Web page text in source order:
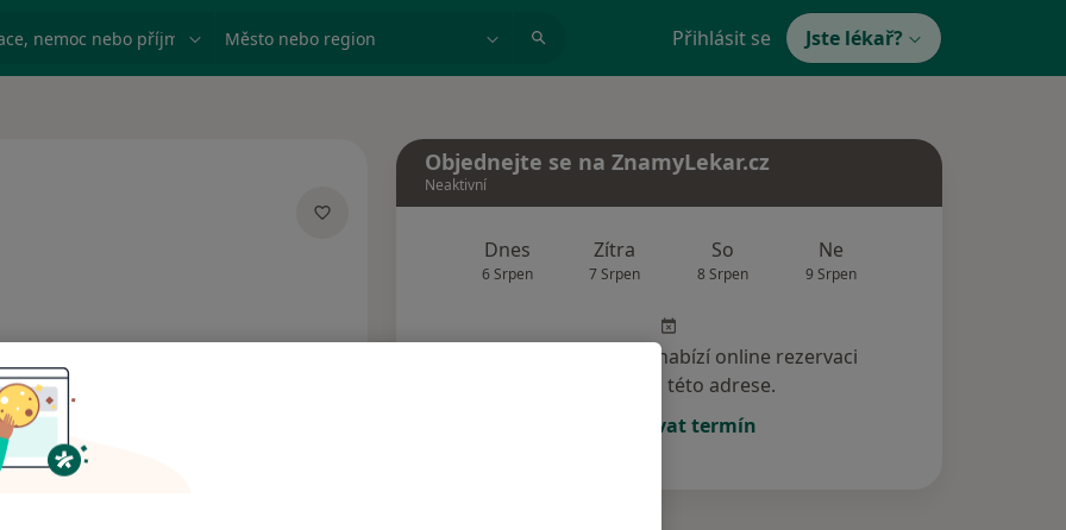
nemoc nebo příjmení Město nebo region Přihlásit se Jste lékař?
Objednejte se na ZnamyLekar.cz
Neaktivní
Dnes
6 Srpen
Zítra
7 Srpen
So
8 Srpen
Ne
9 Srpen
Tento specialista nenabízí online rezervaci
termínu na této adrese.
Rezervovat termín